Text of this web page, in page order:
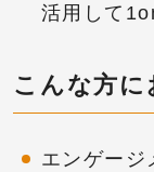
活用して
こんな方に
エンゲージ